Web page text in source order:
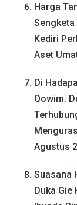
Harga
Kediri
Aset
Di
Qowim:
Agustus
Suasana
Duka Gie